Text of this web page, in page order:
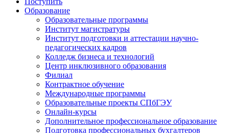
Образование
Образовательные программы
Институт магистратуры
Институт подготовки и аттестации научно-
педагогических кадров
Колледж бизнеса и технологий
Центр инклюзивного образования
Филиал
Контрактное обучение
Международные программы
Образовательные проекты СПбГЭУ
Онлайн-курсы
Дополнительное профессиональное образование
Подготовка профессиональных бухгалтеров